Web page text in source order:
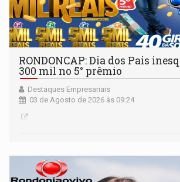
RONDONCAP: Dia dos Pais
300 mil no 5° prêmio
Destaques Empresariais
03 de Agosto de 2026 às 09:24